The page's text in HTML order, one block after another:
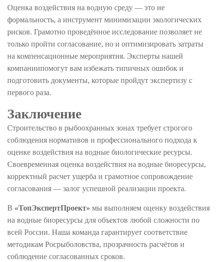
Оценка воздействия на водную среду — это не
формальность, а инструмент минимизации экологических
рисков. Грамотно проведённое исследование позволяет не
только пройти согласование, но и оптимизировать затраты
на компенсационные мероприятия. Эксперты нашей
компаниипомогут вам избежать типичных ошибок и
подготовить документы, которые пройдут экспертизу с
первого раза.
Заключение
Строительство в рыбоохранных зонах требует строгого
соблюдения нормативов и профессионального подхода к
оценке воздействия на водные биологические ресурсы.
Своевременная оценка воздействия на водные биоресурсы,
корректный расчет ущерба и грамотное сопровождение
согласования — залог успешной реализации проекта.
В «ТопЭкспертПроект» мы выполняем оценку воздействия
на водные биоресурсы для объектов любой сложности по
всей России. Наша команда гарантирует соответствие
методикам Росрыболовства, прозрачность расчётов и
соблюдение согласованных сроков.